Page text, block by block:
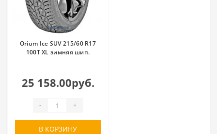
Orium Ice SUV 215/60 R17
100T XL зимняя шип.
25 158.00руб.
- +
В КОРЗИНУ